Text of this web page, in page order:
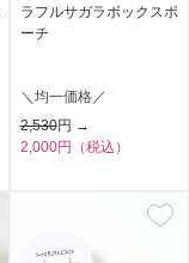
ラフルサガラボックスポ
ーチ
＼均一価格／
2,530円 →
2,000円（税込）